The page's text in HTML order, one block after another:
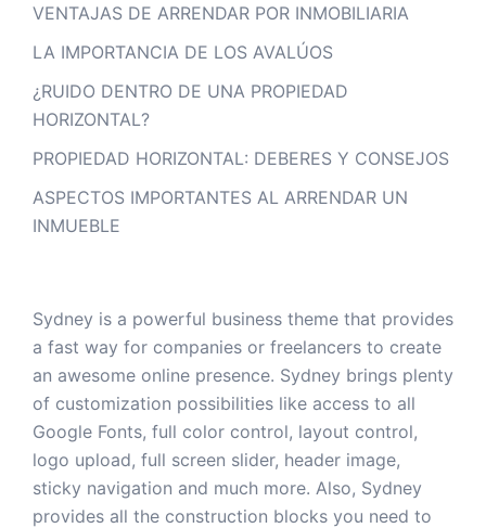
VENTAJAS DE ARRENDAR POR INMOBILIARIA
LA IMPORTANCIA DE LOS AVALÚOS
¿RUIDO DENTRO DE UNA PROPIEDAD
HORIZONTAL?
PROPIEDAD HORIZONTAL: DEBERES Y CONSEJOS
ASPECTOS IMPORTANTES AL ARRENDAR UN
INMUEBLE
Sydney is a powerful business theme that provides
a fast way for companies or freelancers to create
an awesome online presence. Sydney brings plenty
of customization possibilities like access to all
Google Fonts, full color control, layout control,
logo upload, full screen slider, header image,
sticky navigation and much more. Also, Sydney
provides all the construction blocks you need to